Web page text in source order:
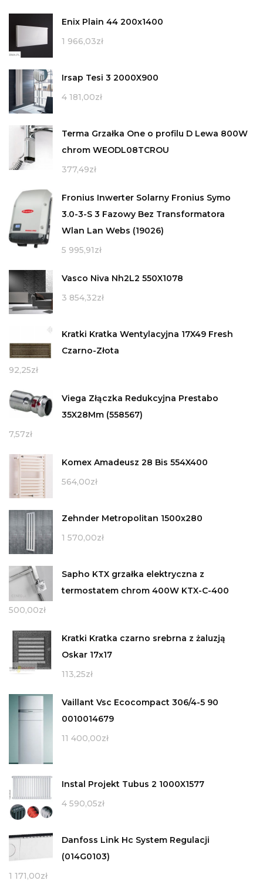
Enix Plain 44 200x1400
1 966,03zł
Irsap Tesi 3 2000X900
4 181,00zł
Terma Grzałka One o profilu D Lewa 800W
chrom WEODL08TCROU
377,49zł
Fronius Inwerter Solarny Fronius Symo
3.0-3-S 3 Fazowy Bez Transformatora
Wlan Lan Webs (19026)
5 995,91zł
Vasco Niva Nh2L2 550X1078
3 854,32zł
Kratki Kratka Wentylacyjna 17X49 Fresh
Czarno-Złota
92,25zł
Viega Złączka Redukcyjna Prestabo
35X28Mm (558567)
7,57zł
Komex Amadeusz 28 Bis 554X400
564,00zł
Zehnder Metropolitan 1500x280
1 570,00zł
Sapho KTX grzałka elektryczna z
termostatem chrom 400W KTX-C-400
500,00zł
Kratki Kratka czarno srebrna z żaluzją
Oskar 17x17
113,25zł
Vaillant Vsc Ecocompact 306/4-5 90
0010014679
11 400,00zł
Instal Projekt Tubus 2 1000X1577
4 590,05zł
Danfoss Link Hc System Regulacji
(014G0103)
1 171,00zł